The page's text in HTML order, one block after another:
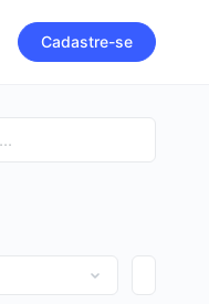
Cadastre-se